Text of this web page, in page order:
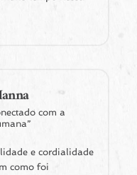
com a
e cordialidade
como foi